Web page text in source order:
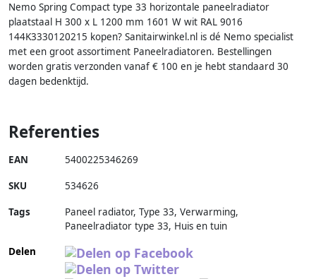
Nemo Spring Compact type 33 horizontale paneelradiator
plaatstaal H 300 x L 1200 mm 1601 W wit RAL 9016
144K3330120215 kopen? Sanitairwinkel.nl is dé Nemo specialist
met een groot assortiment Paneelradiatoren. Bestellingen
worden gratis verzonden vanaf € 100 en je hebt standaard 30
dagen bedenktijd.
Referenties
EAN 5400225346269
SKU 534626
Tags
Paneel radiator, Type 33, Verwarming,
Paneelradiator type 33, Huis en tuin
Delen